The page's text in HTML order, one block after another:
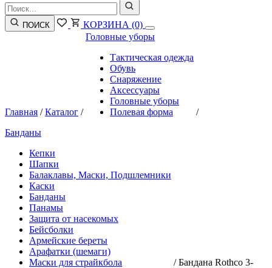
ПОИСК КОРЗИНА (0)
Главная /Каталог /
Головные уборы
Тактическая одежда
Обувь
Снаряжение
Аксессуары
Головные уборы
Полевая форма
/
Банданы
Кепки
Шапки
Балаклавы, Маски, Подшлемники
Каски
Банданы
Панамы
Защита от насекомых
Бейсболки
Армейские береты
Арафатки (шемаги)
Маски для страйкбола
/Бандана Rothco 3-